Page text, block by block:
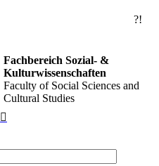
?!
Fachbereich Sozial- &
Kulturwissenschaften
Faculty of Social Sciences and
Cultural Studies
